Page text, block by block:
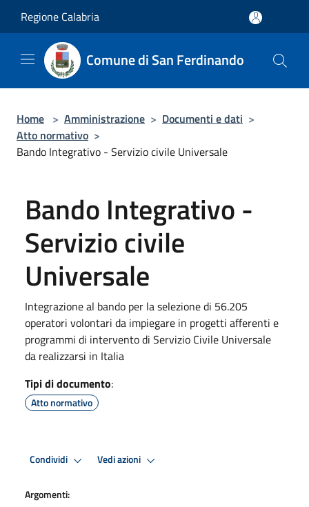
Regione Calabria
Comune di San Ferdinando
Home > Amministrazione > Documenti e dati >
Atto normativo >
Bando Integrativo - Servizio civile Universale
Bando Integrativo -
Servizio civile
Universale
Integrazione al bando per la selezione di 56.205
operatori volontari da impiegare in progetti afferenti e
programmi di intervento di Servizio Civile Universale
da realizzarsi in Italia
Tipi di documento:
Atto normativo
Condividi Vedi azioni
Argomenti: